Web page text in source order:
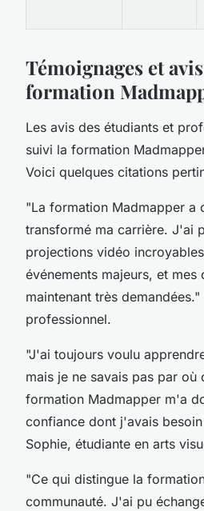
Témoignages et
formation
Les avis des étudiants et
suivi la formation
Voici quelques citations
"La formation Madmapper a
transformé ma carrière. J'ai
projections vidéo
événements majeurs, et mes
maintenant très demandées."
professionnel.
"J'ai toujours voulu
mais je ne savais pas par où
formation Madmapper m'a
confiance dont j'avais
Sophie, étudiante en arts
"Ce qui distingue la
communauté. J'ai pu